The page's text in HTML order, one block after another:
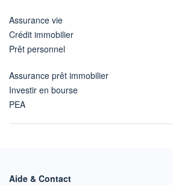
Assurance vie
Crédit immobilier
Prêt personnel
Assurance prêt immobilier
Investir en bourse
PEA
Aide & Contact